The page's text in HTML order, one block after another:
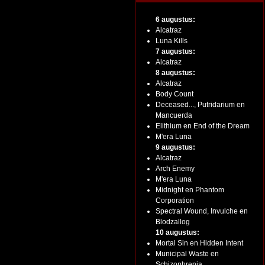
6 augustus:
Alcatraz
Luna Kills
7 augustus:
Alcatraz
8 augustus:
Alcatraz
Body Count
Deceased..., Putridarium en
Mancuerda
Elithium en End of the Dream
M'era Luna
9 augustus:
Alcatraz
Arch Enemy
M'era Luna
Midnight en Phantom
Corporation
Spectral Wound, Invulche en
Blodzallog
10 augustus:
Mortal Sin en Hidden Intent
Municipal Waste en